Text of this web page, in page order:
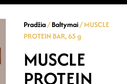
Pradžia/Baltymai/ MUSCLE
PROTEIN BAR, 65 g
MUSCLE
PROTEIN